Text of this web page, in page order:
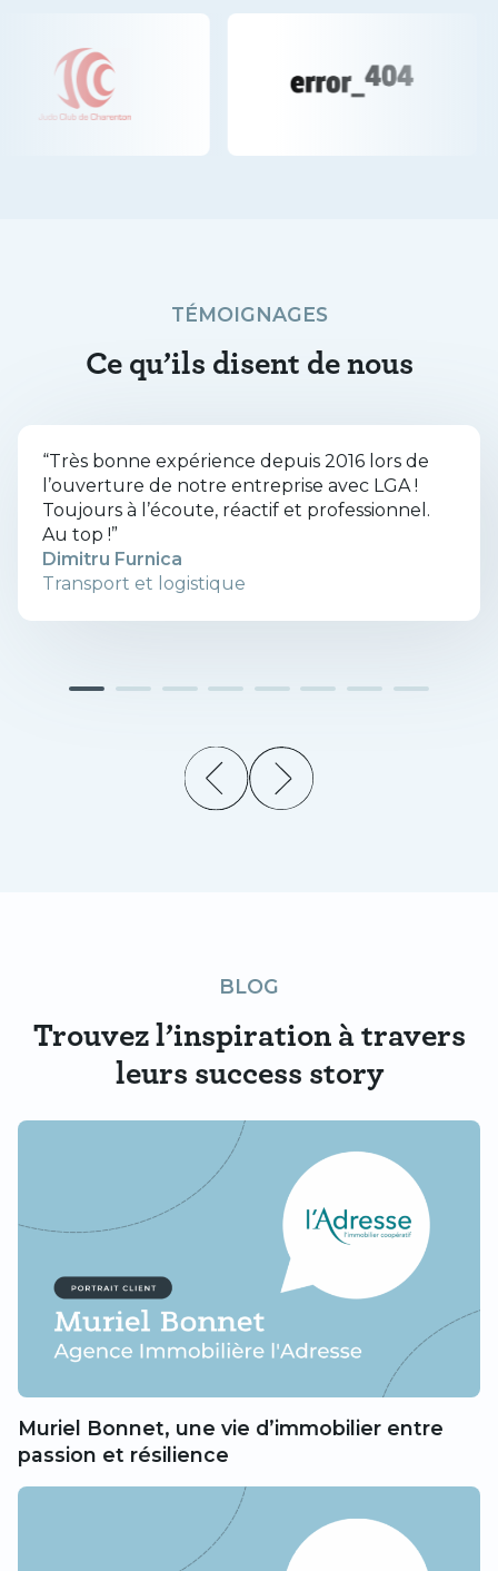
TÉMOIGNAGES
Ce qu’ils disent de nous
“Très bonne expérience depuis 2016 lors de
l’ouverture de notre entreprise avec LGA !
Toujours à l’écoute, réactif et professionnel.
Au top !”
Dimitru Furnica
Transport et logistique
BLOG
Trouvez l’inspiration à travers
leurs success story
Muriel Bonnet, une vie d’immobilier entre
passion et résilience